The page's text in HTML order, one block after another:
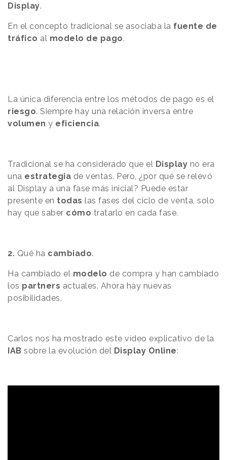
Display.
En el concepto tradicional se asociaba la fuente de
tráfico al modelo de pago.
La única diferencia entre los métodos de pago es el
riesgo. Siempre hay una relación inversa entre
volumen y eficiencia.
Tradicional se ha considerado que el Display no era
una estrategia de ventas. Pero, ¿por qué se relevó
al Display a una fase más inicial? Puede estar
presente en todas las fases del ciclo de venta, solo
hay que saber cómo tratarlo en cada fase.
2. Qué ha cambiado.
Ha cambiado el modelo de compra y han cambiado
los partners actuales. Ahora hay nuevas
posibilidades.
Carlos nos ha mostrado este vídeo explicativo de la
IAB sobre la evolución del Display Online: